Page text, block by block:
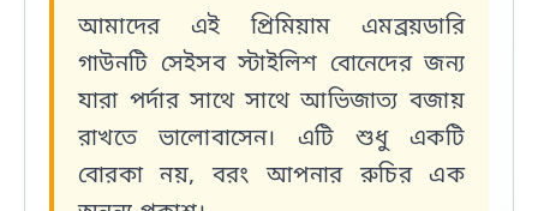
আমাদের এইপ্রিমিয়াম এমব্রয়ডারি
গাউনটি সেইসব স্টাইলিশ বোনেদের জন্য
যারা পর্দার সাথে সাথে আভিজাত্য বজায়
রাখতে ভালোবাসেন। এটি শুধু একটি
বোরকা নয়, বরং আপনার রুচির এক